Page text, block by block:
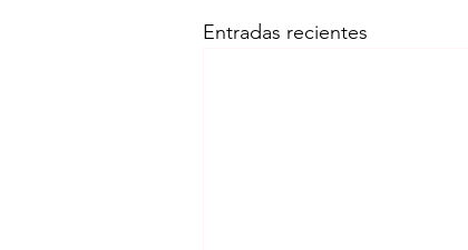
Entradas recientes